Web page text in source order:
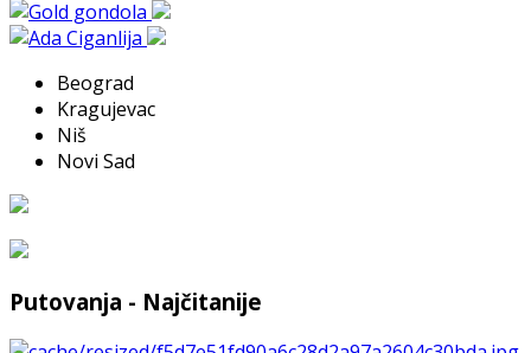
Beograd
Kragujevac
Niš
Novi Sad
Putovanja - Najčitanije